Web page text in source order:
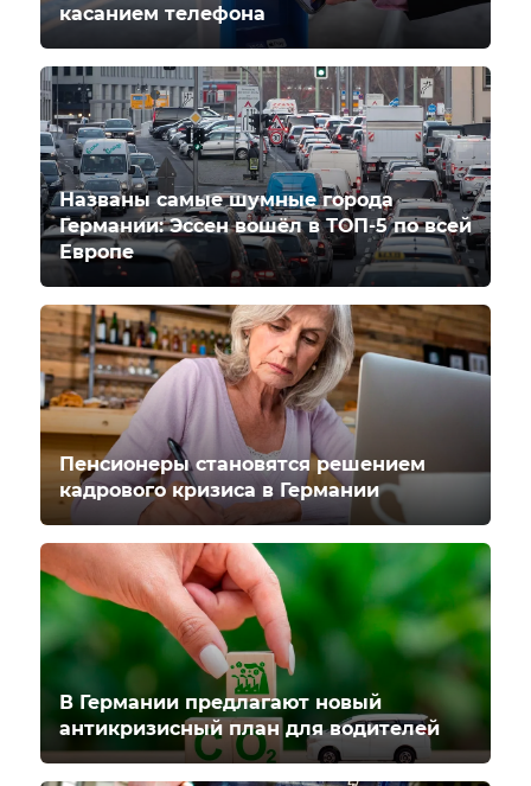
касанием телефона
Названы самые шумные города
Германии: Эссен вошёл в ТОП-5 по всей
Европе
Пенсионеры становятся решением
кадрового кризиса в Германии
В Германии предлагают новый
антикризисный план для водителей